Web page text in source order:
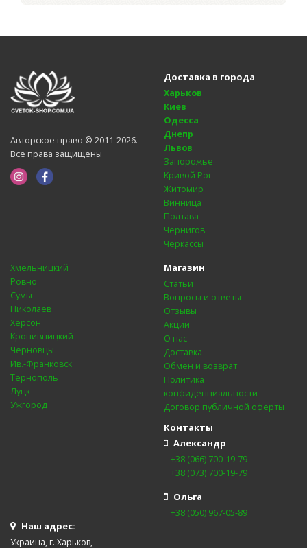
Авторское право © 2011-2026.
Все права защищены
Доставка в города
Харьков
Киев
Одесса
Днепр
Львов
Запорожье
Кривой Рог
Житомир
Винница
Полтава
Чернигов
Черкассы
Хмельницкий
Ровно
Сумы
Николаев
Херсон
Кропивницкий
Черновцы
Ив.-Франковск
Тернополь
Луцк
Ужгород
Магазин
Статьи
Вопросы и ответы
Отзывы
Акции
О нас
Доставка
Обмен и возврат
Политика
конфиденциальности
Договор публичной оферты
Контакты
Александр
+38 (066) 700-19-79
+38 (073) 700-19-79
Ольга
+38 (050) 967-05-89
Наш адрес:
Украина, г. Харьков,